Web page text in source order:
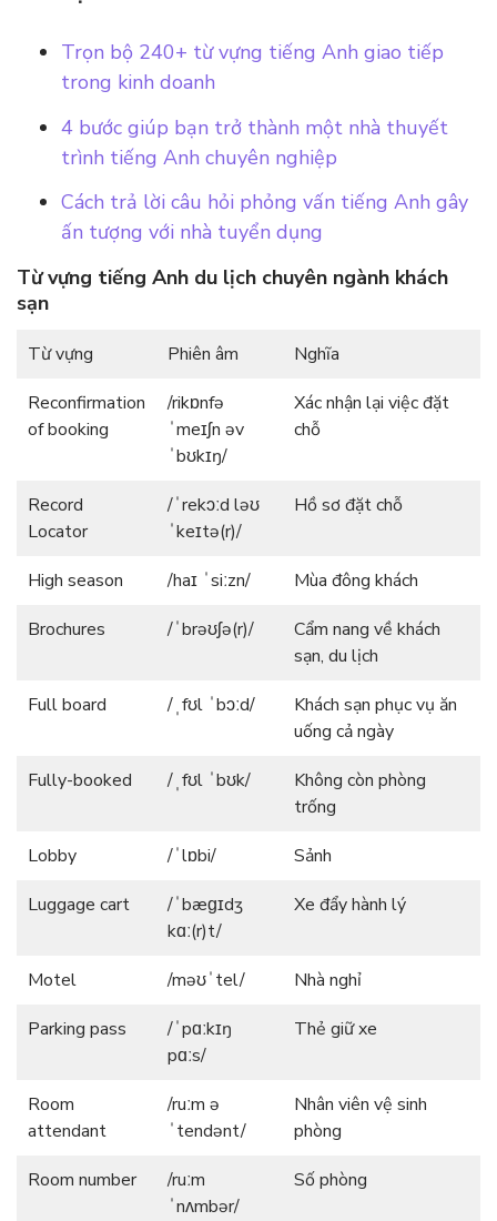
Trọn bộ 240+ từ vựng tiếng Anh giao tiếp
trong kinh doanh
4 bước giúp bạn trở thành một nhà thuyết
trình tiếng Anh chuyên nghiệp
Cách trả lời câu hỏi phỏng vấn tiếng Anh gây
ấn tượng với nhà tuyển dụng
Từ vựng tiếng Anh du lịch chuyên ngành khách
sạn
Từ vựng Phiên âm
Nghĩa
Reconfirmation
of booking
/rikɒnfə
ˈmeɪʃn əv
ˈbʊkɪŋ/
Xác nhận lại việc đặt
chỗ
Record
Locator
/ˈrekɔːd ləʊ
ˈkeɪtə(r)/
Hồ sơ đặt chỗ
High season /haɪ ˈsiːzn/
Mùa đông khách
Brochures
/ˈbrəʊʃə(r)/
Cẩm nang về khách
sạn, du lịch
Full board
/ˌfʊl ˈbɔːd/
Khách sạn phục vụ ăn
uống cả ngày
Fully-booked
/ˌfʊl ˈbʊk/
Không còn phòng
trống
Lobby
/ˈlɒbi/
Sảnh
Luggage cart
/ˈbæɡɪdʒ
kɑː(r)t/
Xe đẩy hành lý
Motel /məʊˈtel/
Nhà nghỉ
Parking pass
/ˈpɑːkɪŋ
pɑːs/
Thẻ giữ xe
Room
attendant
/ruːm ə
ˈtendənt/
Nhân viên vệ sinh
phòng
Room number
/ruːm
ˈnʌmbər/
Số phòng